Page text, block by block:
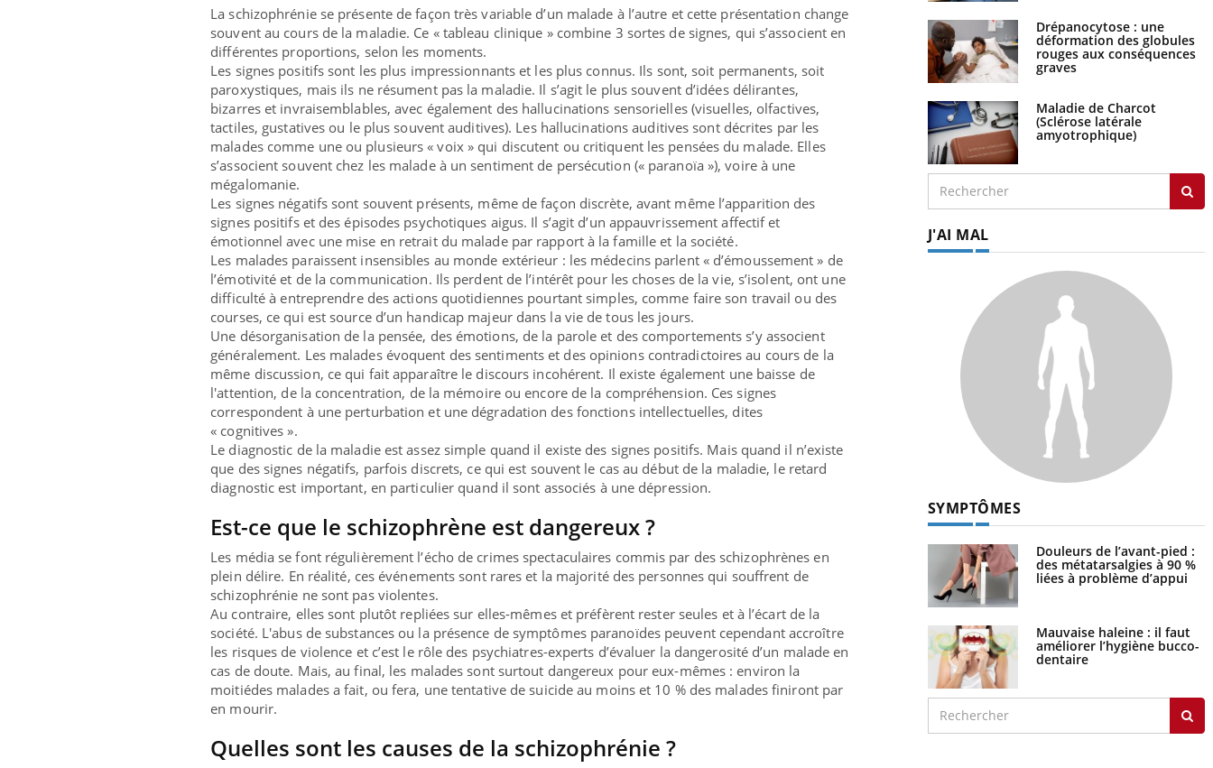
La schizophrénie se présente de façon très variable d’un malade à l’autre et cette présentation change
souvent au cours de la maladie. Ce « tableau clinique » combine 3 sortes de signes, qui s’associent en
différentes proportions, selon les moments.
Les signes positifs sont les plus impressionnants et les plus connus. Ils sont, soit permanents, soit
paroxystiques, mais ils ne résument pas la maladie. Il s’agit le plus souvent d’idées délirantes,
bizarres et invraisemblables, avec également des hallucinations sensorielles (visuelles, olfactives,
tactiles, gustatives ou le plus souvent auditives). Les hallucinations auditives sont décrites par les
malades comme une ou plusieurs « voix » qui discutent ou critiquent les pensées du malade. Elles
s’associent souvent chez les malade à un sentiment de persécution (« paranoïa »), voire à une
mégalomanie.
Les signes négatifs sont souvent présents, même de façon discrète, avant même l’apparition des
signes positifs et des épisodes psychotiques aigus. Il s’agit d’un appauvrissement affectif et
émotionnel avec une mise en retrait du malade par rapport à la famille et la société.
Les malades paraissent insensibles au monde extérieur : les médecins parlent « d’émoussement » de
l’émotivité et de la communication. Ils perdent de l’intérêt pour les choses de la vie, s’isolent, ont une
difficulté à entreprendre des actions quotidiennes pourtant simples, comme faire son travail ou des
courses, ce qui est source d’un handicap majeur dans la vie de tous les jours.
Une désorganisation de la pensée, des émotions, de la parole et des comportements s’y associent
généralement. Les malades évoquent des sentiments et des opinions contradictoires au cours de la
même discussion, ce qui fait apparaître le discours incohérent. Il existe également une baisse de
l'attention, de la concentration, de la mémoire ou encore de la compréhension. Ces signes
correspondent à une perturbation et une dégradation des fonctions intellectuelles, dites
« cognitives ».
Le diagnostic de la maladie est assez simple quand il existe des signes positifs. Mais quand il n’existe
que des signes négatifs, parfois discrets, ce qui est souvent le cas au début de la maladie, le retard
diagnostic est important, en particulier quand il sont associés à une dépression.
Est-ce que le schizophrène est dangereux ?
Les média se font régulièrement l’écho de crimes spectaculaires commis par des schizophrènes en
plein délire. En réalité, ces événements sont rares et la majorité des personnes qui souffrent de
schizophrénie ne sont pas violentes.
Au contraire, elles sont plutôt repliées sur elles-mêmes et préfèrent rester seules et à l’écart de la
société. L'abus de substances ou la présence de symptômes paranoïdes peuvent cependant accroître
les risques de violence et c’est le rôle des psychiatres-experts d’évaluer la dangerosité d’un malade en
cas de doute. Mais, au final, les malades sont surtout dangereux pour eux-mêmes : environ la
moitiédes malades a fait, ou fera, une tentative de suicide au moins et 10 % des malades finiront par
en mourir.
Quelles sont les causes de la schizophrénie ?
Drépanocytose : une
déformation des globules
rouges aux conséquences
graves
Maladie de Charcot
(Sclérose latérale
amyotrophique)
J'AI MAL
SYMPTÔMES
Douleurs de l’avant-pied :
des métatarsalgies à 90 %
liées à problème d’appui
Mauvaise haleine : il faut
améliorer l’hygiène bucco-
dentaire